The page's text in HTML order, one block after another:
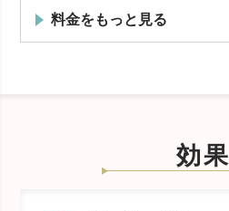
料金をもっと見る
ボリューム
効果